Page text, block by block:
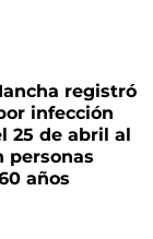
registró
infección
25 de abril al
personas
años